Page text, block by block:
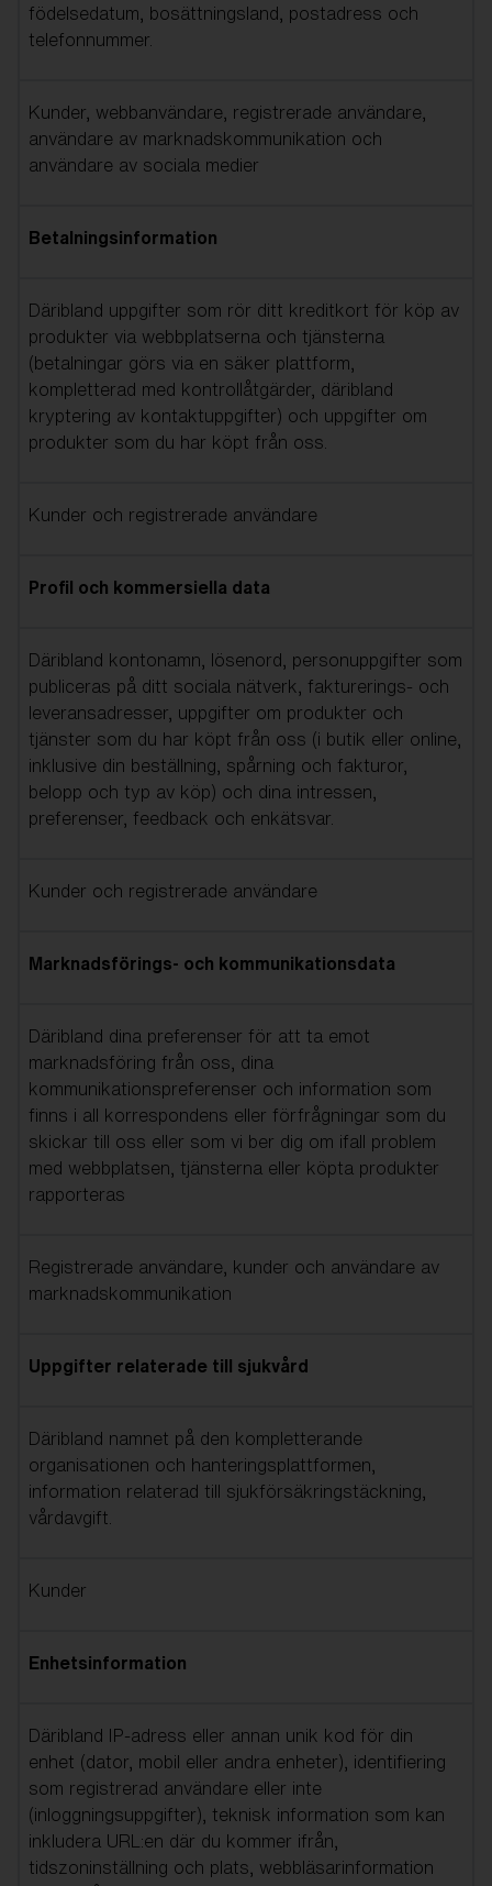
födelsedatum, bosättningsland, postadress och
telefonnummer.
Kunder, webbanvändare, registrerade användare,
användare av marknadskommunikation och
användare av sociala medier
Betalningsinformation
Däribland uppgifter som rör ditt kreditkort för köp av
produkter via webbplatserna och tjänsterna
(betalningar görs via en säker plattform,
kompletterad med kontrollåtgärder, däribland
kryptering av kontaktuppgifter) och uppgifter om
produkter som du har köpt från oss.
Kunder och registrerade användare
Profil och kommersiella data
Däribland kontonamn, lösenord, personuppgifter som
publiceras på ditt sociala nätverk, fakturerings- och
leveransadresser, uppgifter om produkter och
tjänster som du har köpt från oss (i butik eller online,
inklusive din beställning, spårning och fakturor,
belopp och typ av köp) och dina intressen,
preferenser, feedback och enkätsvar.
Kunder och registrerade användare
Marknadsförings- och kommunikationsdata
Däribland dina preferenser för att ta emot
marknadsföring från oss, dina
kommunikationspreferenser och information som
finns i all korrespondens eller förfrågningar som du
skickar till oss eller som vi ber dig om ifall problem
med webbplatsen, tjänsterna eller köpta produkter
rapporteras
Registrerade användare, kunder och användare av
marknadskommunikation
Uppgifter relaterade till sjukvård
Däribland namnet på den kompletterande
organisationen och hanteringsplattformen,
information relaterad till sjukförsäkringstäckning,
vårdavgift.
Kunder
Enhetsinformation
Däribland IP-adress eller annan unik kod för din
enhet (dator, mobil eller andra enheter), identifiering
som registrerad användare eller inte
(inloggningsuppgifter), teknisk information som kan
inkludera URL:en där du kommer ifrån,
tidszoninställning och plats, webbläsarinformation